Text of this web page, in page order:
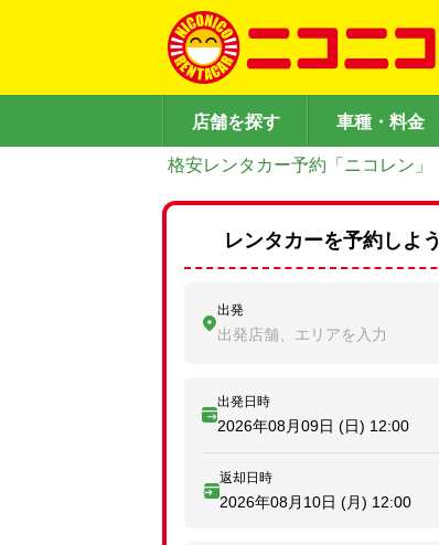
店舗を探す 車種・料金
格安レンタカー予約「ニコレン」
レンタカーを予約しよう
出発
出発店舗、エリアを入力
出発日時
2026年08月09日 (日) 12:00
返却日時
2026年08月10日 (月) 12:00